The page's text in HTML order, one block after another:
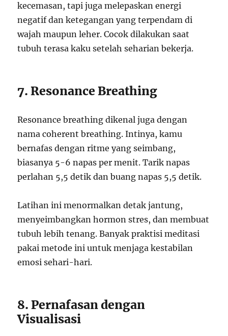
kecemasan, tapi juga melepaskan energi
negatif dan ketegangan yang terpendam di
wajah maupun leher. Cocok dilakukan saat
tubuh terasa kaku setelah seharian bekerja.
7. Resonance Breathing
Resonance breathing dikenal juga dengan
nama coherent breathing. Intinya, kamu
bernafas dengan ritme yang seimbang,
biasanya 5-6 napas per menit. Tarik napas
perlahan 5,5 detik dan buang napas 5,5 detik.
Latihan ini menormalkan detak jantung,
menyeimbangkan hormon stres, dan membuat
tubuh lebih tenang. Banyak praktisi meditasi
pakai metode ini untuk menjaga kestabilan
emosi sehari-hari.
8. Pernafasan dengan
Visualisasi